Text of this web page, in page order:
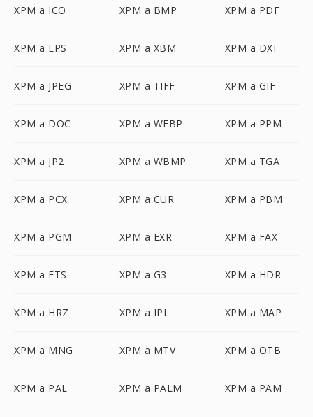
XPM a ICO XPM a BMP XPM a PDF
XPM a EPS XPM a XBM XPM a DXF
XPM a JPEG XPM a TIFF XPM a GIF
XPM a DOC XPM a WEBP XPM a PPM
XPM a JP2 XPM a WBMP XPM a TGA
XPM a PCX XPM a CUR XPM a PBM
XPM a PGM XPM a EXR XPM a FAX
XPM a FTS XPM a G3 XPM a HDR
XPM a HRZ XPM a IPL XPM a MAP
XPM a MNG XPM a MTV XPM a OTB
XPM a PAL XPM a PALM XPM a PAM